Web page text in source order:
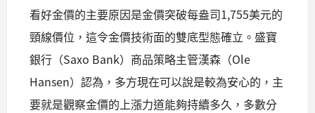
看好金價的主要原因是金價突破每盎司1,755美元的
頸線價位，這令金價技術面的雙底型態確立。盛寶
銀行（Saxo Bank）商品策略主管漢森（Ole
Hansen）認為，多方現在可以說是較為安心的，主
要就是觀察金價的上漲力道能夠持續多久，多數分